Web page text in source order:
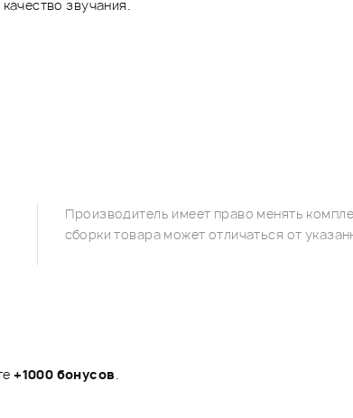
звучания.
Производитель имеет право менять
сборки товара может отличаться от
+1000 бонусов.